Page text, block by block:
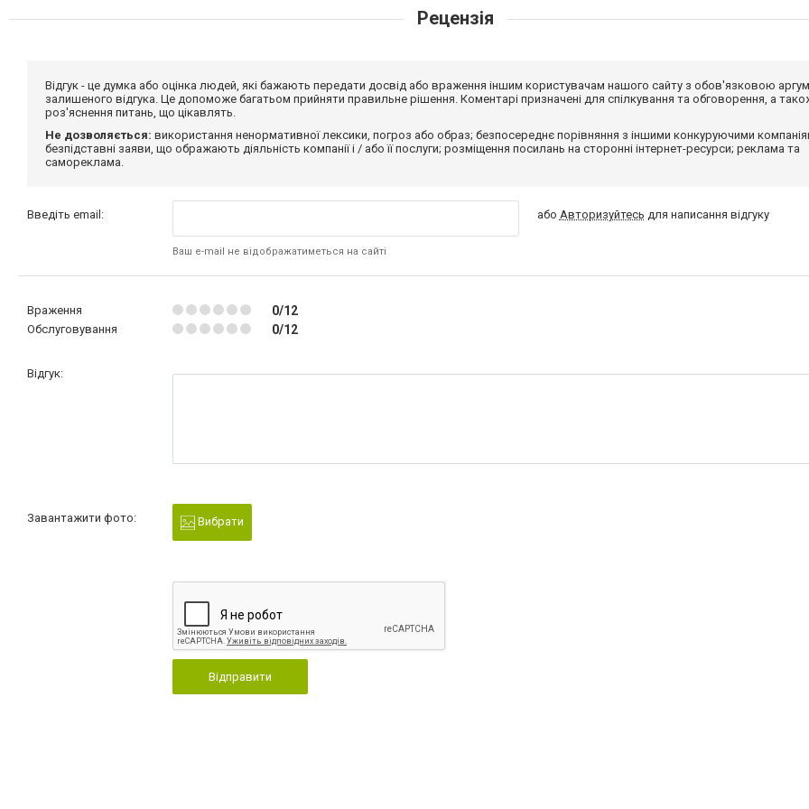
Рецензія
Відгук - це думка або оцінка людей, які бажають передати досвід або враження іншим користувачам нашого сайту з обов'язковою
залишеного відгука. Це допоможе багатьом прийняти правильне рішення. Коментарі призначені для спілкування та обговорення, а
роз'яснення питань, що цікавлять.
Не дозволяється: використання ненормативної лексики, погроз або образ; безпосереднє порівняння з іншими конкуруючими
безпідставні заяви, що ображають діяльність компанії і / або її послуги; розміщення посилань на сторонні інтернет-ресурси; реклама та
самореклама.
Введіть email:
Ваш e-mail не відображатиметься на сайті
або Авторизуйтесь для написання відгуку
Враження 0/12
Обслуговування 0/12
Відгук:
Завантажити фото: Вибрати
Відправити